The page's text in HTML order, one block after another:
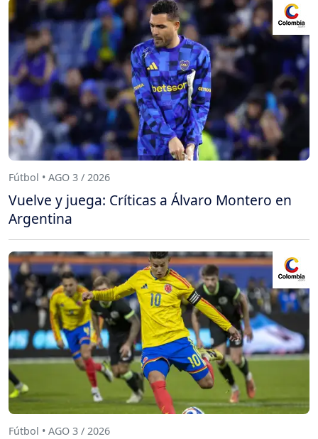
Fútbol • AGO 3 / 2026
Vuelve y juega: Críticas a Álvaro Montero en
Argentina
Fútbol • AGO 3 / 2026